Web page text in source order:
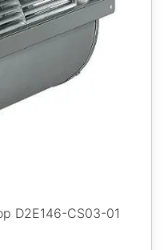
D2E146-CS03-01